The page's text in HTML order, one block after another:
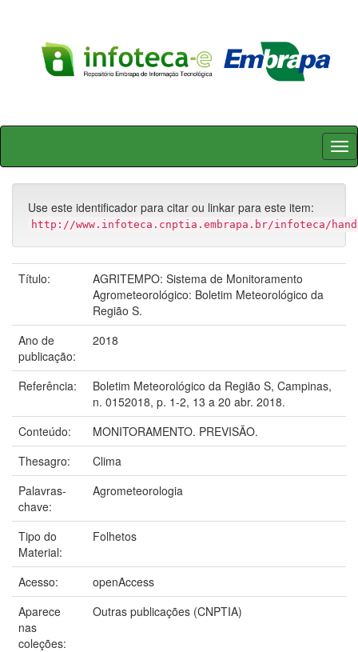
Skip
Use este identificador para citar ou linkar para este item:
http://www.infoteca.cnptia.embrapa.br/infoteca/
Título:
AGRITEMPO: Sistema de Monitoramento
Agrometeorológico: Boletim Meteorológico da
Região S.
Ano de
publicação:
2018
Referência:
Boletim Meteorológico da Região S, Campinas,
n. 0152018, p. 1-2, 13 a 20 abr. 2018.
Conteúdo:
MONITORAMENTO. PREVISÃO.
Thesagro:
Clima
Palavras-
chave:
Agrometeorologia
Tipo do
Material:
Folhetos
Acesso:
openAccess
Aparece
nas
coleções:
Outras publicações (CNPTIA)